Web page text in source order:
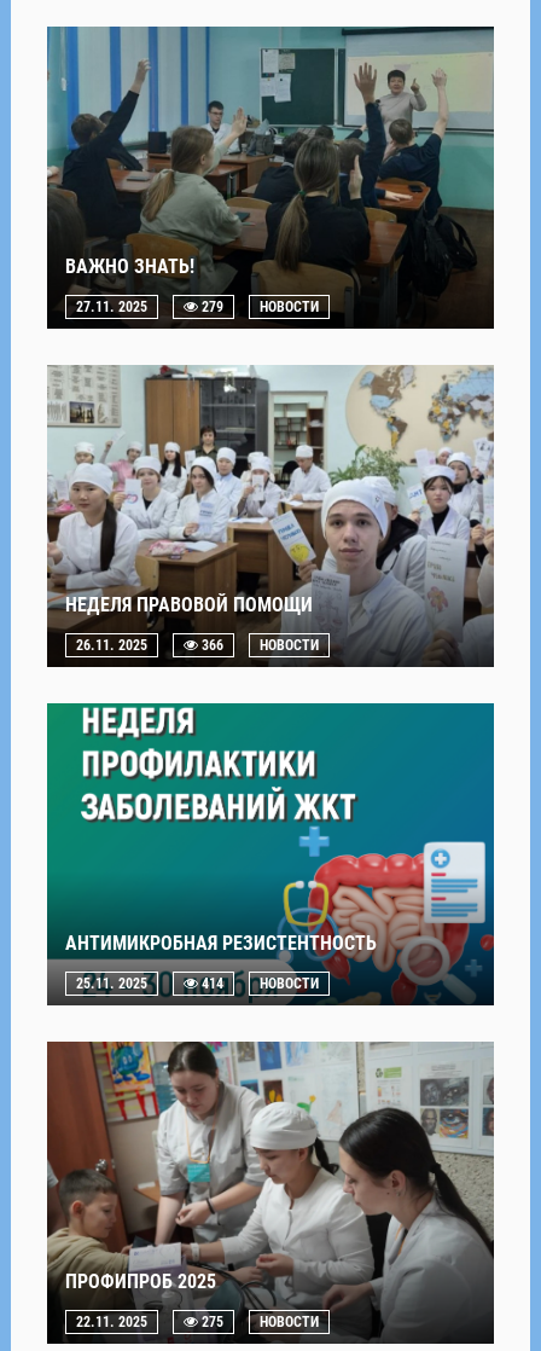
ВАЖНО ЗНАТЬ!
27.11. 2025 279 НОВОСТИ
НЕДЕЛЯ ПРАВОВОЙ ПОМОЩИ
26.11. 2025 366 НОВОСТИ
АНТИМИКРОБНАЯ РЕЗИСТЕНТНОСТЬ
25.11. 2025 414 НОВОСТИ
ПРОФИПРОБ 2025
22.11. 2025 275 НОВОСТИ